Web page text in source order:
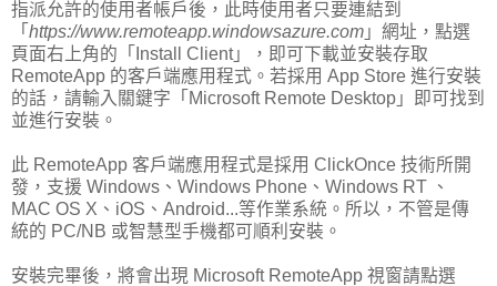
指派允許的使用者帳戶後，此時使用者只要連結到
「 https://www.remoteapp.windowsazure.com 」網址，點選
頁面右上角的「Install Client」，即可下載並安裝存取
RemoteApp 的客戶端應用程式。若採用 App Store 進行安裝
的話，請輸入關鍵字「Microsoft Remote Desktop」即可找到
並進行安裝。
此 RemoteApp 客戶端應用程式是採用 ClickOnce 技術所開
發，支援 Windows、Windows Phone、Windows RT 、
MAC OS X、iOS、Android...等作業系統。所以，不管是傳
統的 PC/NB 或智慧型手機都可順利安裝。
安裝完畢後，將會出現 Microsoft RemoteApp 視窗請點選